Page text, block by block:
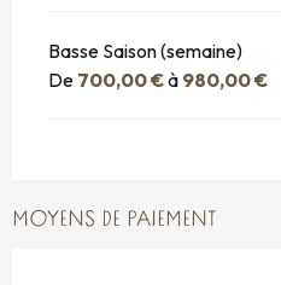
Basse Saison (semaine)
De 700,00 €à 980,00 €
MOYENS DE PAIEMENT